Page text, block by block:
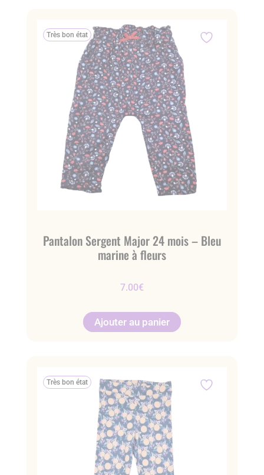
Très bon état
Pantalon Sergent Major 24 mois – Bleu
marine à fleurs
7.00€
Ajouter au panier
Très bon état